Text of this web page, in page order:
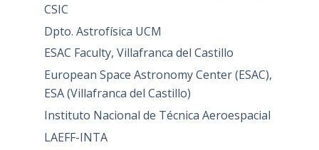
CSIC
Dpto. Astrofísica UCM
ESAC Faculty, Villafranca del Castillo
European Space Astronomy Center (ESAC),
ESA (Villafranca del Castillo)
Instituto Nacional de Técnica Aeroespacial
LAEFF-INTA